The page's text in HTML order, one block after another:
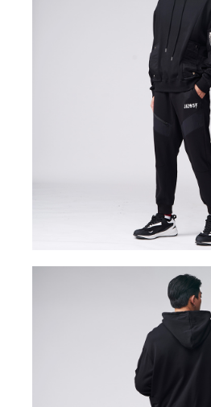
恩沛科技股份有限公司將有權停止該用戶之